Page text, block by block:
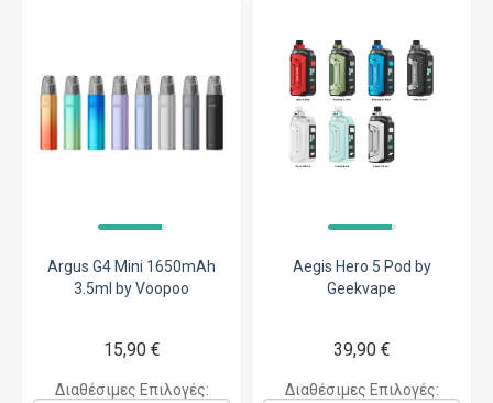
Argus G4 Mini 1650mAh
3.5ml by Voopoo
15,90 €
Διαθέσιμες Επιλογές:
Aegis Hero 5 Pod by
Geekvape
39,90 €
Διαθέσιμες Επιλογές: